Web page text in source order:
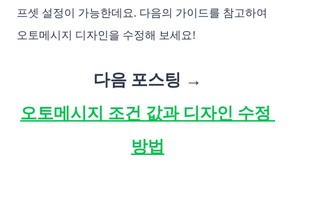
프셋 설정이 가능한데요. 다음의 가이드를 참고하여
오토메시지 디자인을 수정해 보세요!
다음 포스팅 →
오토메시지 조건 값과 디자인 수정
방법